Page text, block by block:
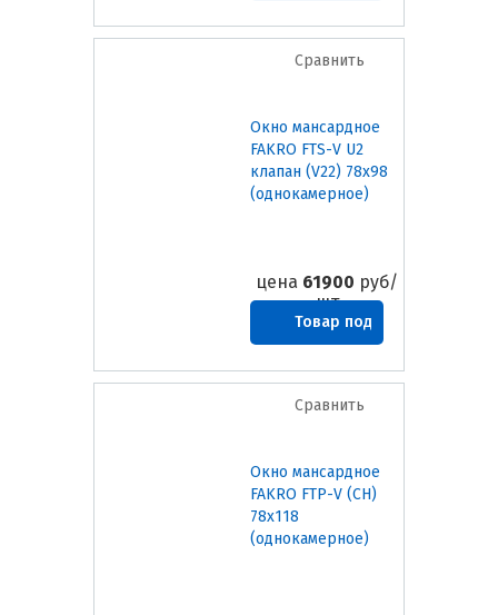
заказ
Сравнить
Окно мансардное
FAKRO FTS-V U2
клапан (V22) 78х98
(однокамерное)
цена 61900 руб/
шт
Товар под
заказ
Сравнить
Окно мансардное
FAKRO FTP-V (CH)
78х118
(однокамерное)